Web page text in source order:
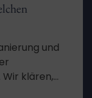
und
klären,